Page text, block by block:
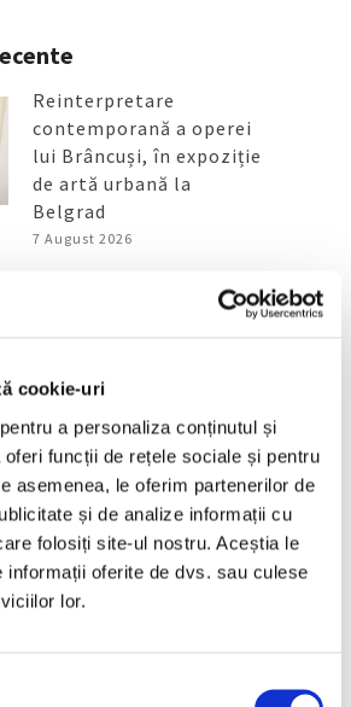
cookie-uri
a personaliza conținutul și
funcții de rețele sociale și pentru
asemenea, le oferim partenerilor de
și de analize informații cu
folosiți site-ul nostru. Aceștia le
informații oferite de dvs. sau culese
lor.
Reinterpretare
contemporană a operei
lui Brâncuși, în expoziție
de artă urbană la
Belgrad
7 August 2026
Florența, renovare fără
Bracquemond și de
surorile Edma și Berthe
Morisot reapar public
după decenii
7 August 2026